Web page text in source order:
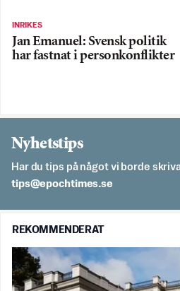
INRIKES
Jan Emanuel: Svensk politik
har fastnat i personkonflikter
Nyhetstips
Har du tips på något vi borde skriva
es.semithcope@spit
REKOMMENDERAT